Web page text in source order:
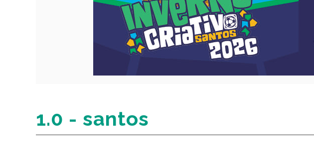
1.0 - santos